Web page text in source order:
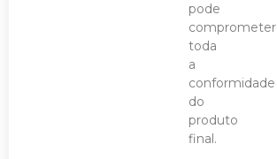
pode
comprometer
toda
a
conformidade
do
produto
final.